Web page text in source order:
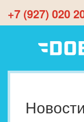
+7 (927) 020
Новости